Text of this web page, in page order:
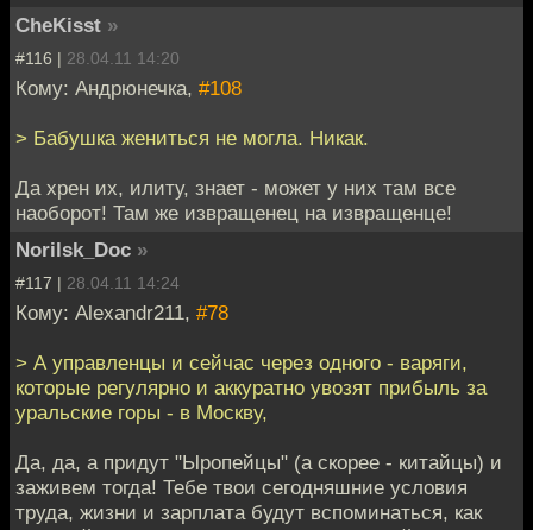
CheKisst »
#116 | 28.04.11 14:20
Кому: Андрюнечка, #108
> Бабушка жениться не могла. Никак.
Да хрен их, илиту, знает - может у них там все
наоборот! Там же извращенец на извращенце!
Norilsk_Doc »
#117 | 28.04.11 14:24
Кому: Alexandr211, #78
> А управленцы и сейчас через одного - варяги,
которые регулярно и аккуратно увозят прибыль за
уральские горы - в Москву,
Да, да, а придут "Ыропейцы" (а скорее - китайцы) и
заживем тогда! Тебе твои сегодняшние условия
труда, жизни и зарплата будут вспоминаться, как